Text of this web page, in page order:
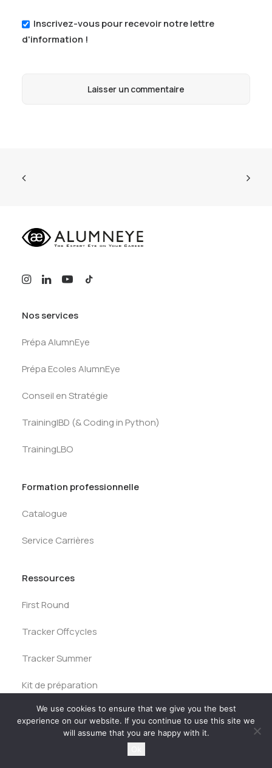
Inscrivez-vous pour recevoir notre lettre
d'information !
Nos services
Prépa AlumnEye
Prépa Ecoles AlumnEye
Conseil en Stratégie
TrainingIBD (& Coding in Python)
TrainingLBO
Formation professionnelle
Catalogue
Service Carrières
Ressources
First Round
Tracker Offcycles
Tracker Summer
Kit de préparation
Tests des banques
We use cookies to ensure that we give you the best
experience on our website. If you continue to use this site we
will assume that you are happy with it.